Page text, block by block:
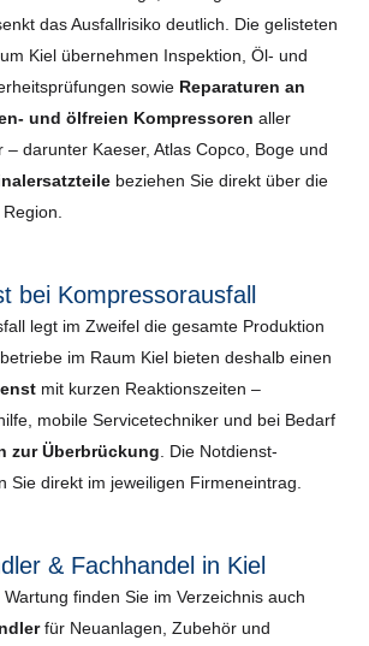
das Ausfallrisiko deutlich. Die gelisteten
Kiel übernehmen Inspektion, Öl- und
sowie Reparaturen an
und ölfreien Kompressoren aller
– darunter Kaeser, Atlas Copco, Boge und
beziehen Sie direkt über die
bei Kompressorausfall
legt im Zweifel die gesamte Produktion
im Raum Kiel bieten deshalb einen
mit kurzen Reaktionszeiten –
mobile Servicetechniker und bei Bedarf
zur Überbrückung . Die Notdienst-
Sie direkt im jeweiligen Firmeneintrag.
& Fachhandel in Kiel
finden Sie im Verzeichnis auch
für Neuanlagen, Zubehör und